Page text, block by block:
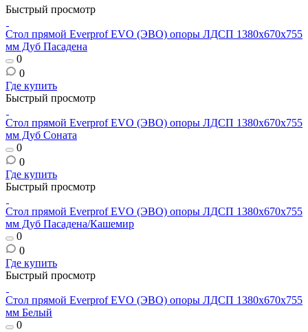
Быстрый просмотр
Стол прямой Everprof EVO (ЭВО) опоры ЛДСП 1380х670х755
мм Дуб Пасадена
0
0
Где купить
Быстрый просмотр
Стол прямой Everprof EVO (ЭВО) опоры ЛДСП 1380х670х755
мм Дуб Соната
0
0
Где купить
Быстрый просмотр
Стол прямой Everprof EVO (ЭВО) опоры ЛДСП 1380х670х755
мм Дуб Пасадена/Кашемир
0
0
Где купить
Быстрый просмотр
Стол прямой Everprof EVO (ЭВО) опоры ЛДСП 1380х670х755
мм Белый
0